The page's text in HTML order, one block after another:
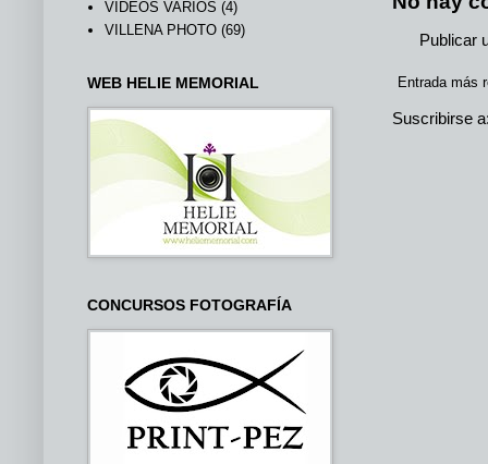
Publicar
Entrada más
Suscribirse
VIDEOS VARIOS (4)
VILLENA PHOTO (69)
WEB HELIE MEMORIAL
CONCURSOS FOTOGRAFÍA